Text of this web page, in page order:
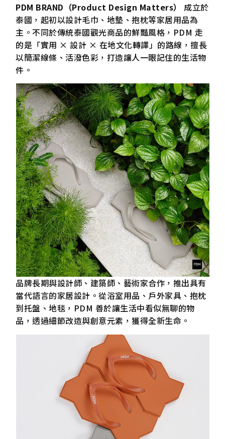
PDM BRAND（Product Design Matters）
成立於
泰國，起初以設計毛巾、地墊、抱枕等家居用品為
主。不同於傳統泰國觀光商品的鮮豔風格，PDM 走
的是「實用 × 設計 × 在地文化轉譯」的路線，擅長
以簡潔線條、活潑色彩，打造讓人一眼記住的生活物
件。
品牌長期與設計師、建築師、藝術家合作，推出具有
當代語言的家居設計。從浴室用品、戶外家具、抱枕
到托盤、地毯，PDM 善於讓生活中看似無聊的物
品，透過細節改造與創意元素，獲得全新生命。